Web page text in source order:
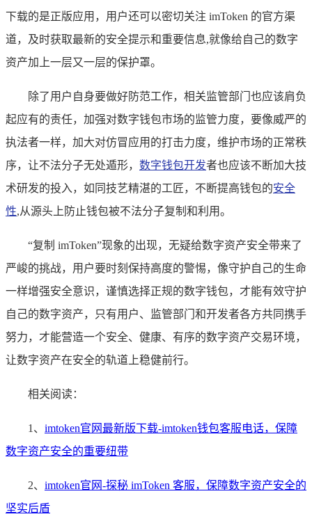
下载的是正版应用，用户还可以密切关注 imToken 的官方渠
道，及时获取最新的安全提示和重要信息,就像给自己的数字
资产加上一层又一层的保护罩。
除了用户自身要做好防范工作，相关监管部门也应该肩负
起应有的责任，加强对数字钱包市场的监管力度，要像威严的
执法者一样，加大对仿冒应用的打击力度，维护市场的正常秩
序，让不法分子无处遁形， 数字钱包开发者也应该不断加大技
术研发的投入，如同技艺精湛的工匠，不断提高钱包的安全
性,从源头上防止钱包被不法分子复制和利用。
“复制 imToken”现象的出现，无疑给数字资产安全带来了
严峻的挑战，用户要时刻保持高度的警惕，像守护自己的生命
一样增强安全意识，谨慎选择正规的数字钱包，才能有效守护
自己的数字资产，只有用户、监管部门和开发者各方共同携手
努力，才能营造一个安全、健康、有序的数字资产交易环境，
让数字资产在安全的轨道上稳健前行。
相关阅读：
1、 imtoken官网最新版下载-imtoken钱包客服电话，保障
数字资产安全的重要纽带
2、 imtoken官网-探秘 imToken 客服，保障数字资产安全的
坚实后盾